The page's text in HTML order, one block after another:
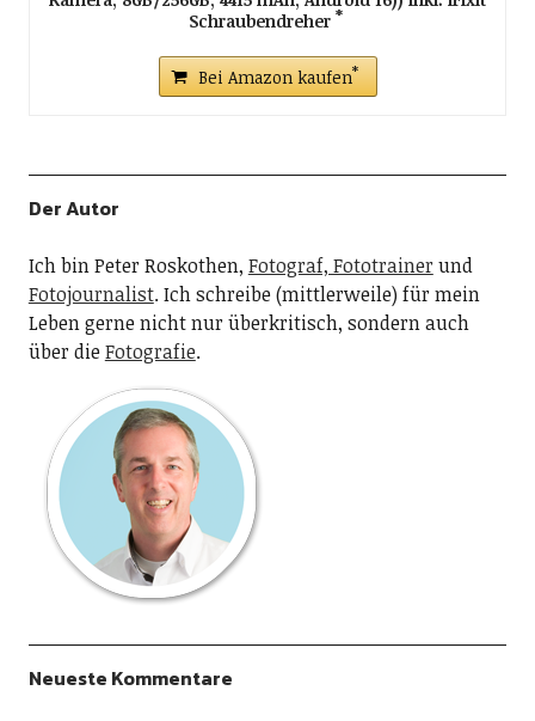
Schraubendreher
Bei Amazon kaufen
Der Autor
Ich bin Peter Roskothen, Fotograf, Fototrainer und
Fotojournalist. Ich schreibe (mittlerweile) für mein
Leben gerne nicht nur überkritisch, sondern auch
über dieFotografie.
Neueste Kommentare